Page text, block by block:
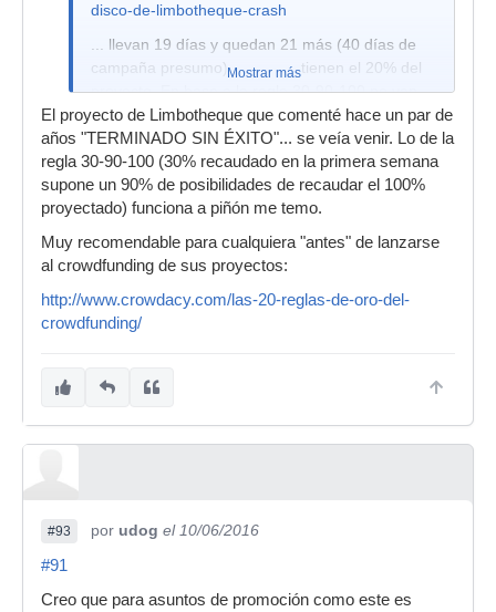
disco-de-limbotheque-crash
... llevan 19 días y quedan 21 más (40 días de
campaña presumo) y apenas tienen el 20% del
proyecto. En base a la regla 30-90-100 no van
bien... supongo que han agotado Friends &
Family, pero les falta saltar a Fools & Fans.
Según la regla de la U están en medio de la
travesía por el desierto, podrían hacer otros
1200€ hacia el final, pero dependiendo de lo que
objetivo o no.
Mostrar más
El proyecto de Limbotheque que comenté hace un par de
años "TERMINADO SIN ÉXITO"... se veía venir. Lo de la
regla 30-90-100 (30% recaudado en la primera semana
supone un 90% de posibilidades de recaudar el 100%
proyectado) funciona a piñón me temo.
Muy recomendable para cualquiera "antes" de lanzarse
al crowdfunding de sus proyectos:
http://www.crowdacy.com/las-20-reglas-de-oro-del-
crowdfunding/
#93 por udog el 10/06/2016
#91
Creo que para asuntos de promoción como este es